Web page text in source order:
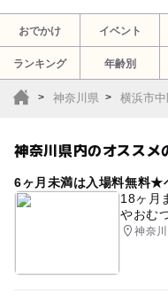
おでかけ イベント
ランキング 年齢別
神奈川県 横浜市中
神奈川県内のオススメ
6ヶ月未満は入場料無料★
18ヶ月
やおむ
神奈